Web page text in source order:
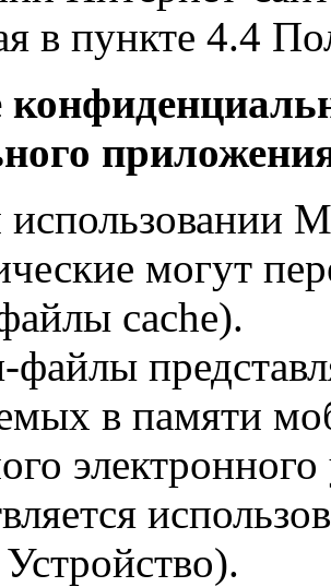
в пункте 4.4
могут
cache).
в памяти
электронного